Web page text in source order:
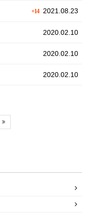
+142021.08.23
2020.02.10
2020.02.10
2020.02.10